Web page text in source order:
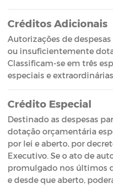
Créditos Adicionais
Autorizações de
ou insuficientemente
Classificam-se em três
especiais e extraordinárias.
Crédito Especial
Destinado as despesas
dotação orçamentária
por lei e aberto, por
Executivo. Se o ato de
promulgado nos últimos
e desde que aberto,